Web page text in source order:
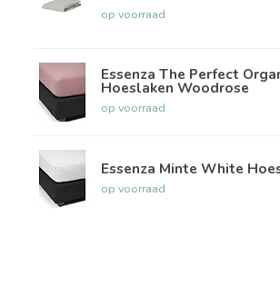
op voorraad
Essenza The Perfect
Hoeslaken Woodrose
op voorraad
Essenza Minte White
op voorraad